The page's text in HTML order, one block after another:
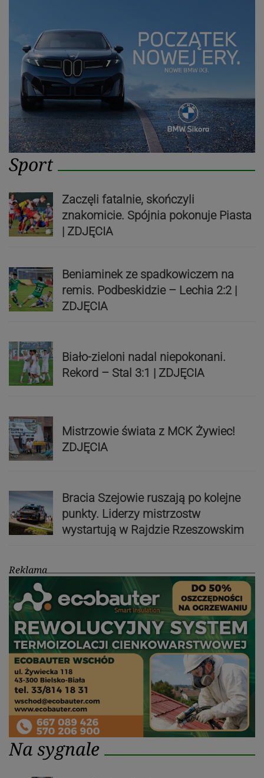
Sport
Zaczęli fatalnie, skończyli
znakomicie. Spójnia pokonuje Piasta
| ZDJĘCIA
Beniaminek ze spadkowiczem na
remis. Podbeskidzie – Lechia 2:2 |
ZDJĘCIA
Biało-zieloni nadal niepokonani.
Rekord – Stal 3:1 | ZDJĘCIA
Mistrzowie świata z MCK Żywiec!
ZDJĘCIA
Bracia Szejowie ruszają po kolejne
punkty. Liderzy mistrzostw
wystartują w Rajdzie Rzeszowskim
Reklama
Na sygnale